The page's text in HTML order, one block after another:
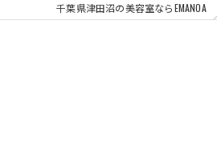
千葉県津田沼の美容室ならEMANOA